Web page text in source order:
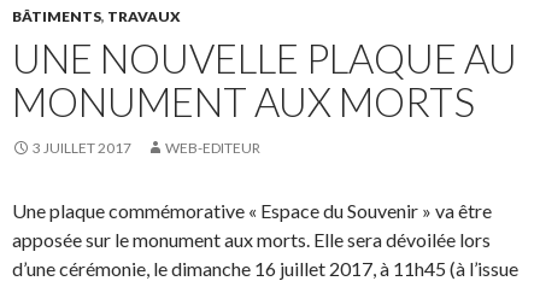
BÂTIMENTS, TRAVAUX
UNE NOUVELLE PLAQUE AU
MONUMENT AUX MORTS
3 JUILLET 2017 WEB-EDITEUR
Une plaque commémorative « Espace du Souvenir » va être
apposée sur le monument aux morts. Elle sera dévoilée lors
d’une cérémonie, le dimanche 16 juillet 2017, à 11h45 (à l’issue